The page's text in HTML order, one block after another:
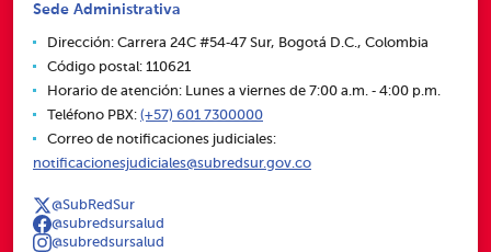
Sede Administrativa
Dirección: Carrera 24C #54‑47 Sur, Bogotá D.C., Colombia
Código postal: 110621
Horario de atención: Lunes a viernes de 7:00 a.m. ‑ 4:00 p.m.
Teléfono PBX: (+57) 601 7300000
Correo de notificaciones judiciales:
notificacionesjudiciales@subredsur.gov.co
@SubRedSur
@subredsursalud
@subredsursalud